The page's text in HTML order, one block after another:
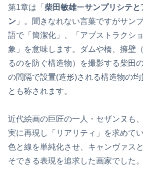
第1章は「 柴田敏雄ーサンプリシテと
ン 」。聞きなれない言葉ですがサン
語で「簡潔化」、「アブストラクシ
象」を意味します。ダムや橋、擁壁
るのを防ぐ構造物）を撮影する柴田
の間隔で設置(造形)される構造物の
とも称されます。
近代絵画の巨匠の一人・セザンヌも
実に再現し「リアリティ」を求めて
色と線を単純化させ、キャンヴァス
そできる表現を追求した画家でした